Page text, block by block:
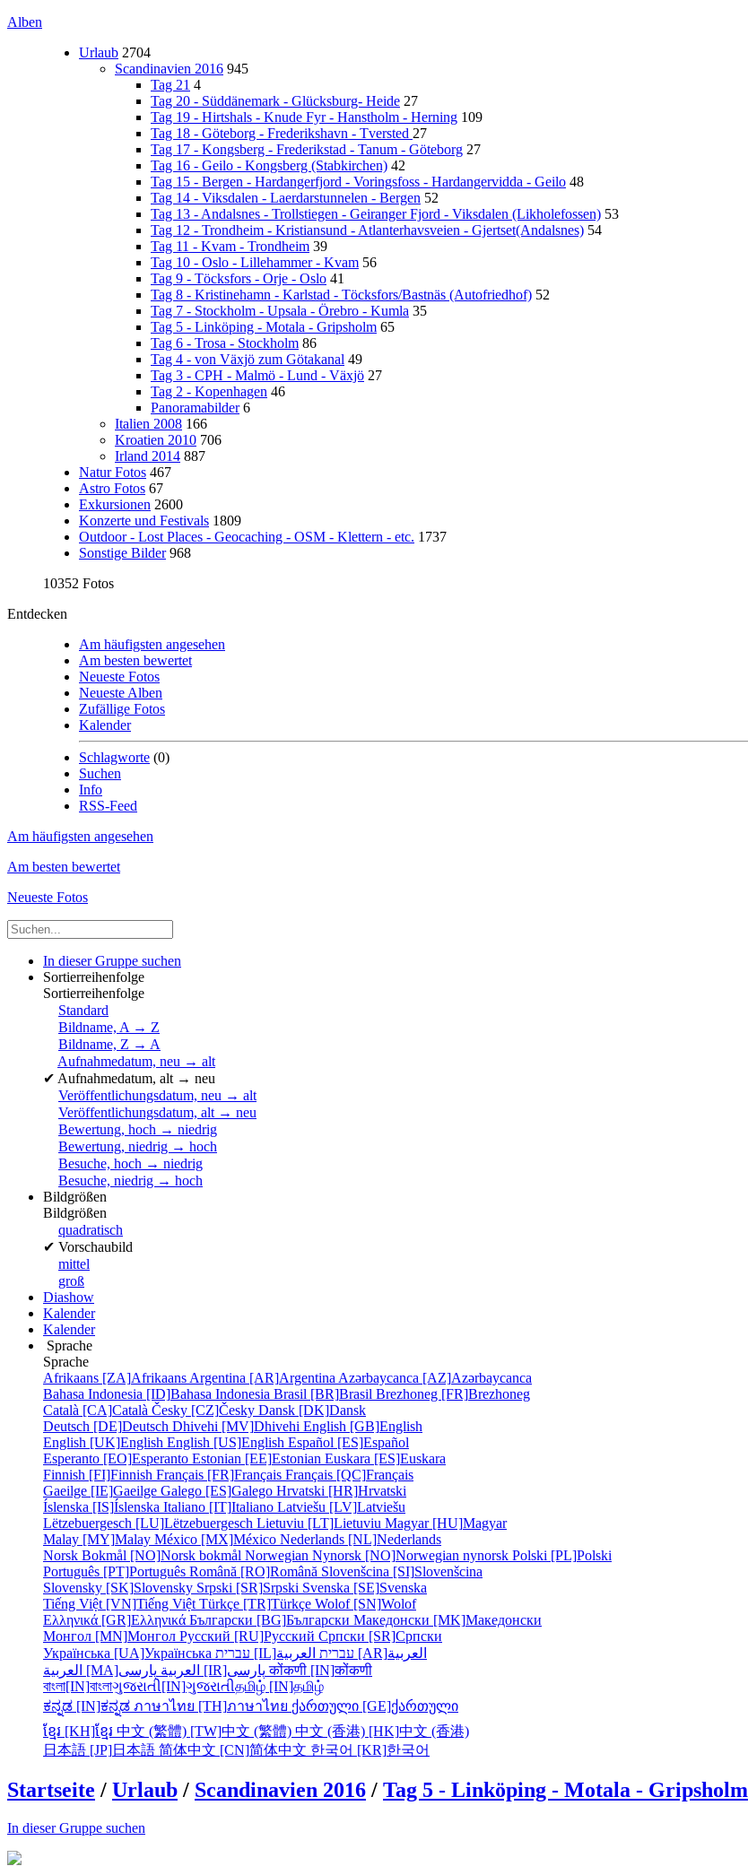
Alben
Urlaub 2704
Scandinavien 2016 945
Tag 21 4
Tag 20 - Süddänemark - Glücksburg- Heide 27
Tag 19 - Hirtshals - Knude Fyr - Hanstholm - Herning 109
Tag 18 - Göteborg - Frederikshavn - Tversted 27
Tag 17 - Kongsberg - Frederikstad - Tanum - Göteborg 27
Tag 16 - Geilo - Kongsberg (Stabkirchen) 42
Tag 15 - Bergen - Hardangerfjord - Voringsfoss - Hardangervidda - Geilo 48
Tag 14 - Viksdalen - Laerdarstunnelen - Bergen 52
Tag 13 - Andalsnes - Trollstiegen - Geiranger Fjord - Viksdalen (Likholefossen) 53
Tag 12 - Trondheim - Kristiansund - Atlanterhavsveien - Gjertset(Andalsnes) 54
Tag 11 - Kvam - Trondheim 39
Tag 10 - Oslo - Lillehammer - Kvam 56
Tag 9 - Töcksfors - Orje - Oslo 41
Tag 8 - Kristinehamn - Karlstad - Töcksfors/Bastnäs (Autofriedhof) 52
Tag 7 - Stockholm - Upsala - Örebro - Kumla 35
Tag 5 - Linköping - Motala - Gripsholm 65
Tag 6 - Trosa - Stockholm 86
Tag 4 - von Växjö zum Götakanal 49
Tag 3 - CPH - Malmö - Lund - Växjö 27
Tag 2 - Kopenhagen 46
Panoramabilder 6
Italien 2008 166
Kroatien 2010 706
Irland 2014 887
Natur Fotos 467
Astro Fotos 67
Exkursionen 2600
Konzerte und Festivals 1809
Outdoor - Lost Places - Geocaching - OSM - Klettern - etc. 1737
Sonstige Bilder 968
10352 Fotos
Entdecken
Am häufigsten angesehen
Am besten bewertet
Neueste Fotos
Neueste Alben
Zufällige Fotos
Kalender
Schlagworte (0)
Suchen
Info
RSS-Feed
Am häufigsten angesehen
Am besten bewertet
Neueste Fotos
In dieser Gruppe suchen
Sortierreihenfolge
Sortierreihenfolge
Standard
Bildname, A → Z
Bildname, Z → A
Aufnahmedatum, neu → alt
✔ Aufnahmedatum, alt → neu
Veröffentlichungsdatum, neu → alt
Veröffentlichungsdatum, alt → neu
Bewertung, hoch → niedrig
Bewertung, niedrig → hoch
Besuche, hoch → niedrig
Besuche, niedrig → hoch
Bildgrößen
Bildgrößen
quadratisch
✔ Vorschaubild
mittel
groß
Diashow
Kalender
Kalender
Sprache
Sprache
Afrikaans [ZA]Afrikaans Argentina [AR]Argentina Azərbaycanca [AZ]Azərbaycanca
Bahasa Indonesia [ID]Bahasa Indonesia Brasil [BR]Brasil Brezhoneg [FR]Brezhoneg
Català [CA]Català Česky [CZ]Česky Dansk [DK]Dansk
Deutsch [DE]Deutsch Dhivehi [MV]Dhivehi English [GB]English
English [UK]English English [US]English Español [ES]Español
Esperanto [EO]Esperanto Estonian [EE]Estonian Euskara [ES]Euskara
Finnish [FI]Finnish Français [FR]Français Français [QC]Français
Gaeilge [IE]Gaeilge Galego [ES]Galego Hrvatski [HR]Hrvatski
Íslenska [IS]Íslenska Italiano [IT]Italiano Latviešu [LV]Latviešu
Lëtzebuergesch [LU]Lëtzebuergesch Lietuviu [LT]Lietuviu Magyar [HU]Magyar
Malay [MY]Malay México [MX]México Nederlands [NL]Nederlands
Norsk Bokmål [NO]Norsk bokmål Norwegian Nynorsk [NO]Norwegian nynorsk Polski [PL]Polski
Português [PT]Português Română [RO]Română Slovenšcina [SI]Slovenšcina
Slovensky [SK]Slovensky Srpski [SR]Srpski Svenska [SE]Svenska
Tiếng Việt [VN]Tiếng Việt Türkçe [TR]Türkçe Wolof [SN]Wolof
Ελληνικά [GR]Ελληνικά Български [BG]Български Македонски [MK]Македонски
Монгол [MN]Монгол Русский [RU]Русский Српски [SR]Српски
Українська [UA]Українська עברית [IL] עברית العربية [AR]العربية
العربية [MA]
العربية پارسی [IR] پارسیकोंकणी [IN]कोंकणी
বাংলা[IN]বাংলাગુજરાતી[IN]ગુજરાતીதமிழ் [IN]தமிழ்
ಕನ್ನಡ [IN]ಕನ್ನಡ ภาษาไทย [TH]ภาษาไทย ქართული [GE]ქართული
ខ្មែរ [KH]ខ្មែរ 中文 (繁體) [TW]中文 (繁體) 中文 (香港) [HK]中文 (香港)
日本語 [JP]日本語 简体中文 [CN]简体中文 한국어 [KR]한국어
Startseite / Urlaub / Scandinavien 2016 / Tag 5 - Linköping - Motala - Gripsholm
In dieser Gruppe suchen